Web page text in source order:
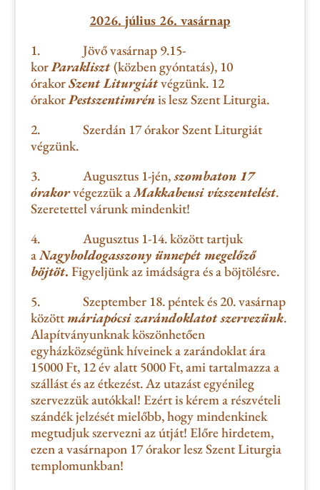
2026. július 26. vasárnap
1. Jövővasárnap 9.15-
korParakliszt (közben gyóntatás), 10
órakorSzent Liturgiátvégzünk. 12
órakorPestszentimrénis lesz Szent Liturgia.
2. Szerdán 17 órakor Szent Liturgiát
végzünk.
3. Augusztus 1-jén,szombaton 17
órakorvégezzük aMakkabeusi vízszentelést.
Szeretettel várunk mindenkit!
4. Augusztus 1-14. között tartjuk
aNagyboldogasszony ünnepét megelőző
böjtöt. Figyeljünk az imádságra és a böjtölésre.
5. Szeptember 18. péntek és 20. vasárnap
között máriapócsi zarándoklatot szervezünk.
Alapítványunknak köszönhetően
egyházközségünk híveinek a zarándoklat ára
15000 Ft, 12 év alatt 5000 Ft, ami tartalmazza a
szállást és az étkezést. Az utazást egyénileg
szervezzük autókkal! Ezért is kérem a részvételi
szándék jelzését mielőbb, hogy mindenkinek
megtudjuk szervezni az útját! Előre hirdetem,
ezen a vasárnapon 17 órakor lesz Szent Liturgia
templomunkban!